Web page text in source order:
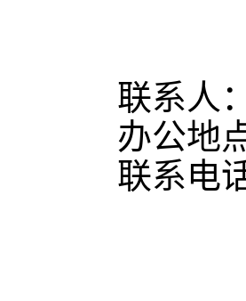
联系人
办公地
联系电